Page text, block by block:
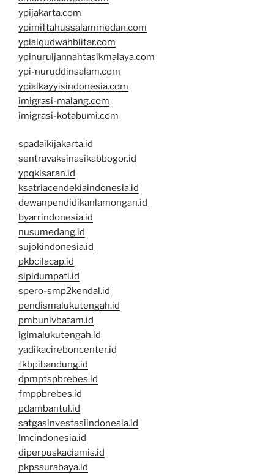
ypijakarta.com
ypimiftahussalammedan.com
ypialqudwahblitar.com
ypinuruljannahtasikmalaya.com
ypi-nuruddinsalam.com
ypialkayyisindonesia.com
imigrasi-malang.com
imigrasi-kotabumi.com
spadaikijakarta.id
sentravaksinasikabbogor.id
ypqkisaran.id
ksatriacendekiaindonesia.id
dewanpendidikanlamongan.id
byarrindonesia.id
nusumedang.id
sujokindonesia.id
pkbcilacap.id
sipidumpati.id
spero-smp2kendal.id
pendismalukutengah.id
pmbunivbatam.id
igimalukutengah.id
yadikacireboncenter.id
tkbpibandung.id
dpmptspbrebes.id
fmppbrebes.id
pdambantul.id
satgasinvestasiindonesia.id
lmcindonesia.id
diperpuskaciamis.id
pkpssurabaya.id